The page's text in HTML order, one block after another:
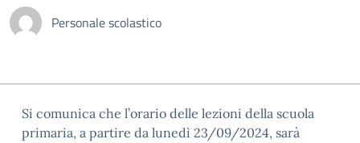
Personale scolastico
Si comunica che l’orario delle lezioni della scuola
primaria, a partire da lunedì 23/09/2024, sarà